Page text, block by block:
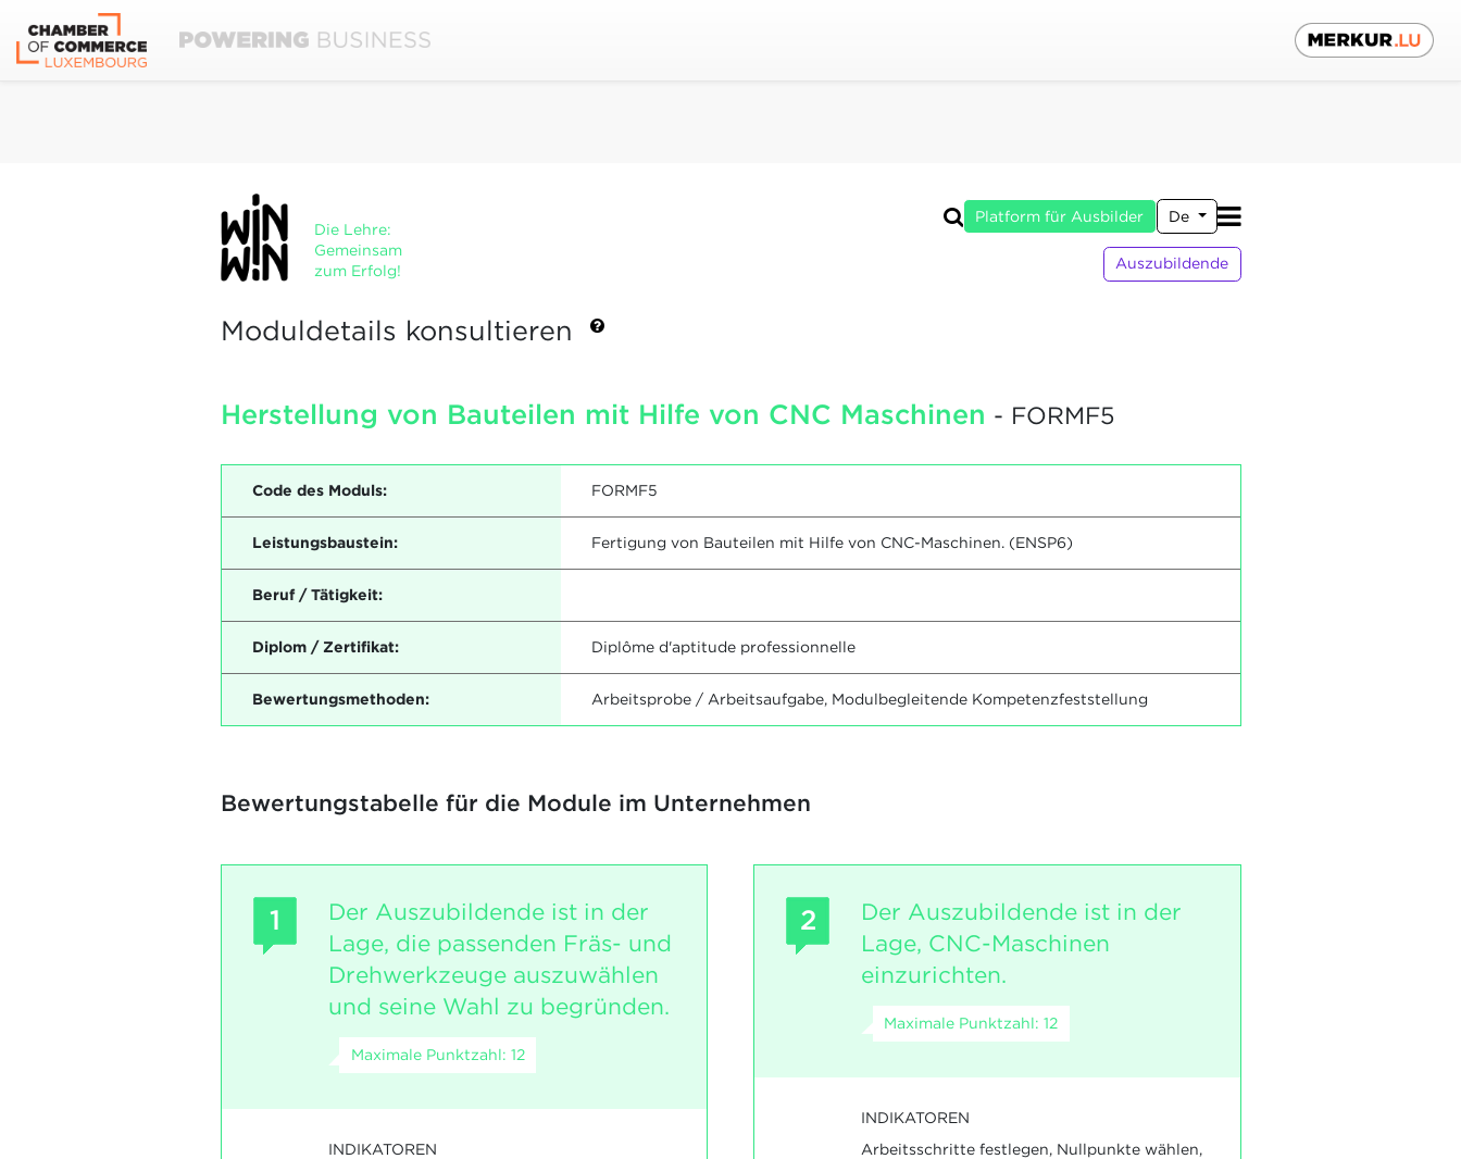
Die Lehre:
Gemeinsam
zum Erfolg!
Platform für Ausbilder De
Auszubildende
Moduldetails konsultieren
Herstellung von Bauteilen mit Hilfe von CNC Maschinen - FORMF5
Code des Moduls: FORMF5
Leistungsbaustein: Fertigung von Bauteilen mit Hilfe von CNC-Maschinen. (ENSP6)
Beruf / Tätigkeit:
Diplom / Zertifikat: Diplôme d'aptitude professionnelle
Bewertungsmethoden: Arbeitsprobe / Arbeitsaufgabe, Modulbegleitende Kompetenzfeststellung
Bewertungstabelle für die Module im Unternehmen
1
Der Auszubildende ist in der
Lage, die passenden Fräs- und
Drehwerkzeuge auszuwählen
und seine Wahl zu begründen.
Maximale Punktzahl: 12
INDIKATOREN
2
Der Auszubildende ist in der
Lage, CNC-Maschinen
einzurichten.
Maximale Punktzahl: 12
INDIKATOREN
Arbeitsschritte festlegen, Nullpunkte wählen,